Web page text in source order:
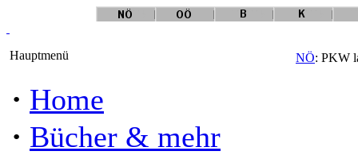
Hauptmenü
· Home
· Bücher & mehr
NÖ: PKW